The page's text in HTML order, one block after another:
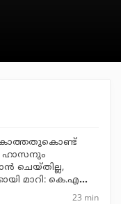
ഹാസനും
ചെയ്തില്ല,
മാറി: കെ.എസ്
23 min